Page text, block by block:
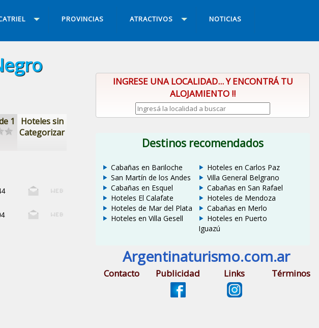
PROVINCIAS ATRACTIVOS NOTICIAS
1
Hoteles sin
Categorizar
INGRESE UNA LOCALIDAD... Y ENCONTRÁ TU
ALOJAMIENTO !!
Destinos recomendados
Cabañas en Bariloche
San Martín de los Andes
Cabañas en Esquel
Hoteles El Calafate
Hoteles de Mar del Plata
Hoteles en Villa Gesell
Hoteles en Carlos Paz
Villa General Belgrano
Cabañas en San Rafael
Hoteles de Mendoza
Cabañas en Merlo
Hoteles en Puerto
Iguazú
Argentinaturismo.com.ar
Contacto Publicidad Links Términos